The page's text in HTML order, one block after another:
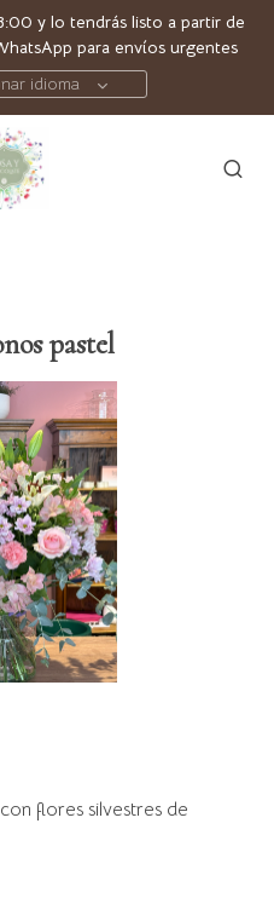
y lo tendrás listo a partir de
para envíos urgentes
idioma
pastel
flores silvestres de